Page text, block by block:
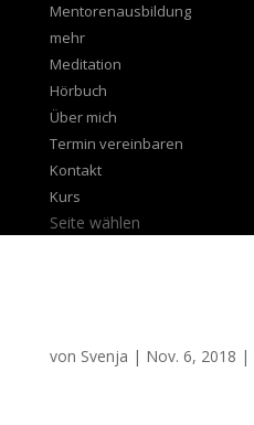
Mentorenausbildung
mehr
Meditation
Hörbuch
Über mich
Termin vereinbaren
Kontakt
Kurs
Seite wählen
von Svenja | Nov. 6, 2018 |